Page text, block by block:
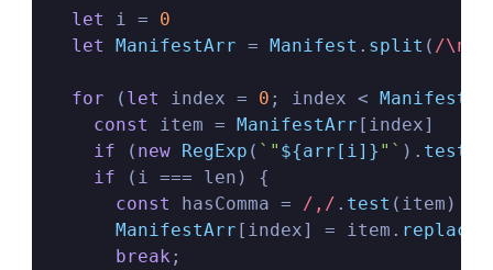
let i = 0
let
ManifestArr = Manifest . split ( /\n/
for ( let index = 0 ; index <
const
item = ManifestArr [index]
if ( new RegExp ( `" ${arr[i]} "` ). test
if (i === len) {
const
hasComma = /,/ . test (item)
ManifestArr [index] = item. replace
break ;